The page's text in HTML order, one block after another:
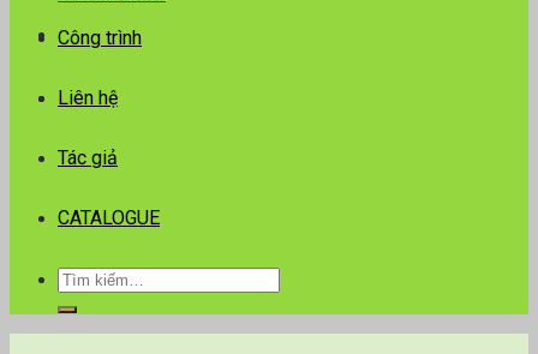
Công trình
Liên hệ
Tác giả
CATALOGUE
Tìm
kiếm: